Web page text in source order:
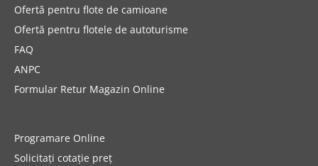
Ofertă pentru flote de camioane
Ofertă pentru flotele de autoturisme
FAQ
ANPC
Formular Retur Magazin Online
Programare Online
Solicitați cotație preț